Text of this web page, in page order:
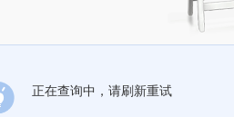
正在查询中，请刷新重试